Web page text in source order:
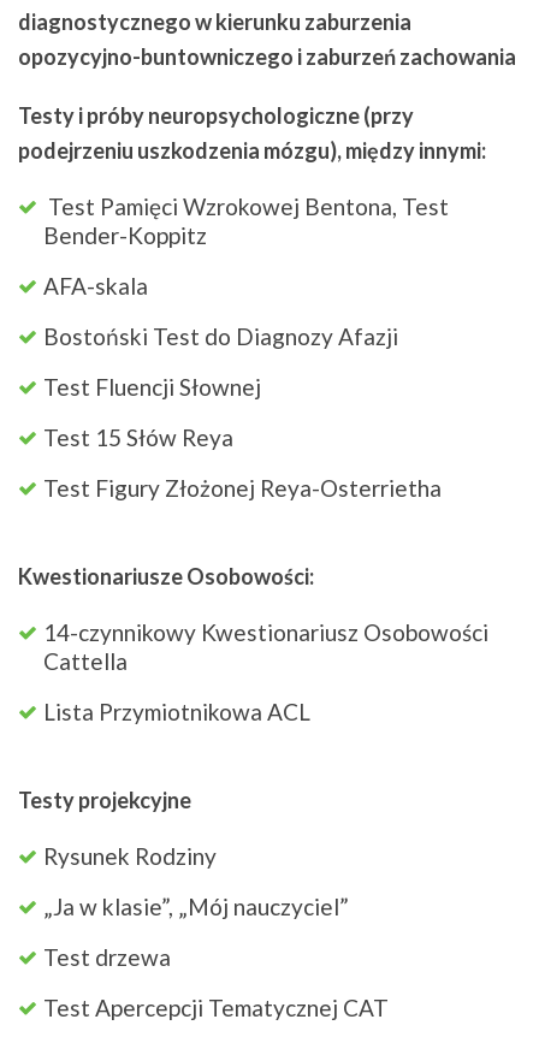
diagnostycznego w kierunku zaburzenia
opozycyjno-buntowniczego i zaburzeń zachowania
Testy i próby neuropsychologiczne (przy
podejrzeniu uszkodzenia mózgu), między innymi:
Test Pamięci Wzrokowej Bentona, Test
Bender-Koppitz
AFA-skala
Bostoński Test do Diagnozy Afazji
Test Fluencji Słownej
Test 15 Słów Reya
Test Figury Złożonej Reya-Osterrietha
Kwestionariusze Osobowości:
14-czynnikowy Kwestionariusz Osobowości
Cattella
Lista Przymiotnikowa ACL
Testy projekcyjne
Rysunek Rodziny
„Ja w klasie”, „Mój nauczyciel”
Test drzewa
Test Apercepcji Tematycznej CAT